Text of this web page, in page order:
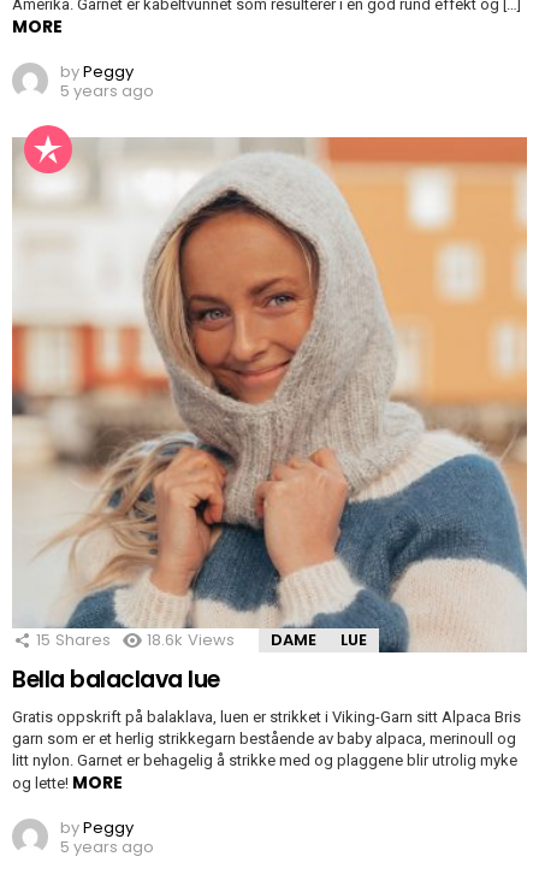
Amerika. Garnet er kabeltvunnet som resulterer i en god rund effekt og […]
MORE
byPeggy
5 years ago
15 Shares 18.6k Views DAME LUE
Bella balaclava lue
Gratis oppskrift på balaklava, luen er strikket i Viking-Garn sitt Alpaca Bris
garn som er et herlig strikkegarn bestående av baby alpaca, merinoull og
litt nylon. Garnet er behagelig å strikke med og plaggene blir utrolig myke
og lette! MORE
byPeggy
5 years ago